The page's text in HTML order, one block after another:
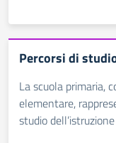
Percorsi di
La scuola primaria,
elementare,
studio